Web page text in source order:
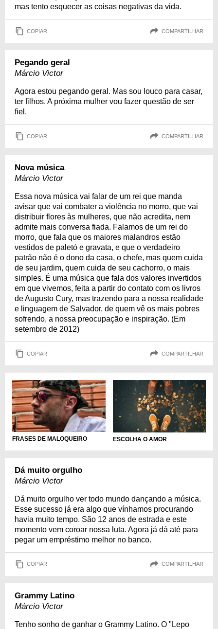
mas tento esquecer as coisas negativas da vida.
COPIAR COMPARTILHAR
Pegando geral
Márcio Victor
Agora estou pegando geral. Mas sou louco para casar,
ter filhos. A próxima mulher vou fazer questão de ser
fiel.
COPIAR COMPARTILHAR
Nova música
Márcio Victor
Essa nova música vai falar de um rei que manda
avisar que vai combater a violência no morro, que vai
distribuir flores às mulheres, que não acredita, nem
admite mais conversa fiada. Falamos de um rei do
morro, que fala que os maiores malandros estão
vestidos de paletó e gravata, e que o verdadeiro
patrão não é o dono da casa, o chefe, mas quem cuida
de seu jardim, quem cuida de seu cachorro, o mais
simples. É uma música que fala dos valores invertidos
em que vivemos, feita a partir do contato com os livros
de Augusto Cury, mas trazendo para a nossa realidade
e linguagem de Salvador, de quem vê os mais pobres
sofrendo, a nossa preocupação e inspiração. (Em
setembro de 2012)
COPIAR COMPARTILHAR
FRASES DE MALOQUEIRO ESCOLHA O AMOR
Dá muito orgulho
Márcio Victor
Dá muito orgulho ver todo mundo dançando a música.
Esse sucesso já era algo que vínhamos procurando
havia muito tempo. São 12 anos de estrada e este
momento vem coroar nossa luta. Agora já dá até para
pegar um empréstimo melhor no banco.
COPIAR COMPARTILHAR
Grammy Latino
Márcio Victor
Tenho sonho de ganhar o Grammy Latino. O "Lepo